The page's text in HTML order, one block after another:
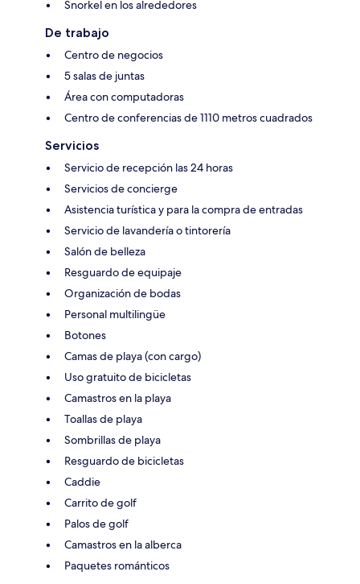
Snorkel en los alrededores
De trabajo
Centro de negocios
5 salas de juntas
Área con computadoras
Centro de conferencias de 1110 metros cuadrados
Servicios
Servicio de recepción las 24 horas
Servicios de concierge
Asistencia turística y para la compra de entradas
Servicio de lavandería o tintorería
Salón de belleza
Resguardo de equipaje
Organización de bodas
Personal multilingüe
Botones
Camas de playa (con cargo)
Uso gratuito de bicicletas
Camastros en la playa
Toallas de playa
Sombrillas de playa
Resguardo de bicicletas
Caddie
Carrito de golf
Palos de golf
Camastros en la alberca
Paquetes románticos